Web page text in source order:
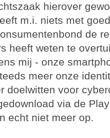
hierover
m.i. niets met
de
heeft weten te
mij - onze
meer onze
doelwitten voor
via de
echt niet meer op.